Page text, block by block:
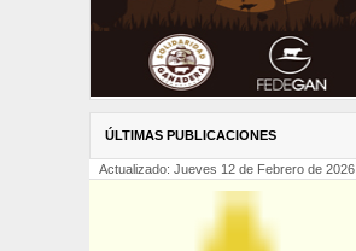
ÚLTIMAS PUBLICACIONES
Actualizado: Jueves 12 de Febrero de 2026